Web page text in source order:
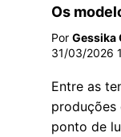
Os
Por Gessika
31/03/2026
Entre as
produções
ponto de